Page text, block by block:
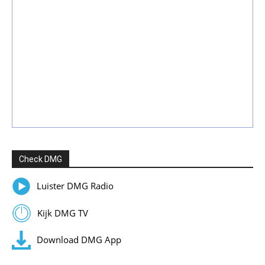
Check DMG
Luister DMG Radio
Kijk DMG TV
Download DMG App